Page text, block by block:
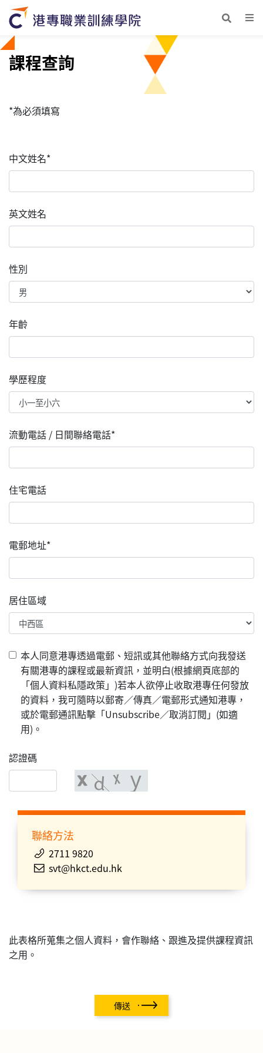
課程查詢
*為必須填寫
中文姓名*
英文姓名
性別
年齡
學歷程度
流動電話 / 日間聯絡電話*
住宅電話
電郵地址*
居住區域
本人同意港專透過電郵、短訊或其他聯絡方式向我發送
有關港專的課程或最新資訊，並明白(根據網頁底部的
「個人資料私隱政策」)若本人欲停止收取港專任何發放
的資料，我可隨時以郵寄／傳真／電郵形式通知港專，
或於電郵通訊點擊「Unsubscribe／取消訂閱」(如適
用)。
認證碼
聯絡方法
2711 9820
svt@hkct.edu.hk
此表格所蒐集之個人資料，會作聯絡、跟進及提供課程資訊
之用。
傳送